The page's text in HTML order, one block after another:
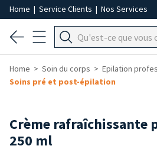
Home | Service Clients | Nos Services
Home Soin du corps
Epilation
Soins pré et post-épilation
Crème rafraîchissante
250 ml